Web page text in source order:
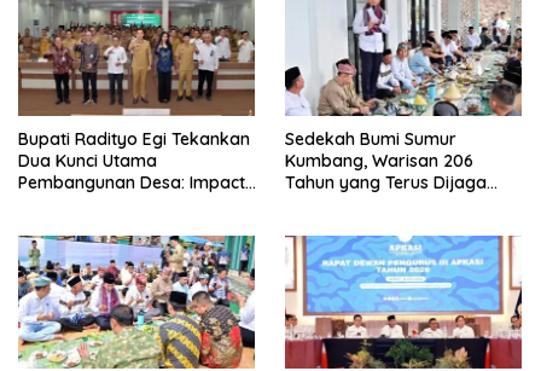
Bupati Radityo Egi Tekankan
Dua Kunci Utama
Pembangunan Desa: Impact
Sedekah Bumi Sumur
Kumbang, Warisan 206
Tahun yang Terus Dijaga